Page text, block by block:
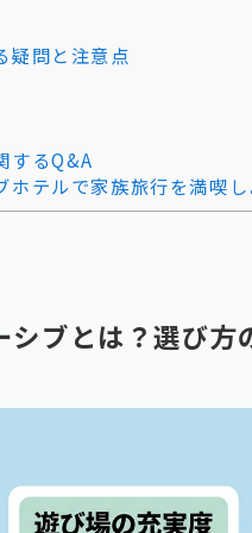
疑問と注意点
するQ&A
ホテルで家族旅行を満喫し
ブとは？選び方